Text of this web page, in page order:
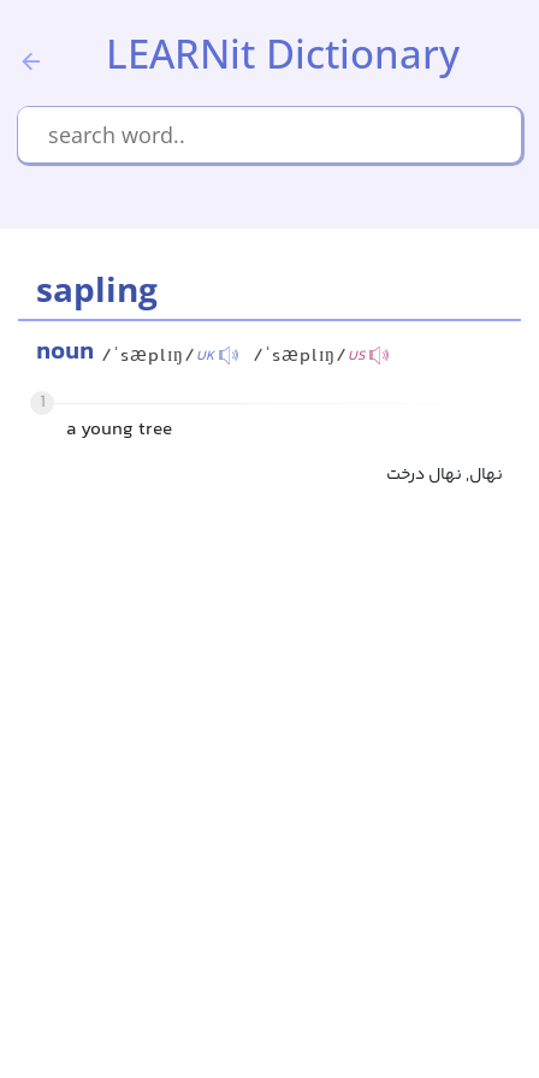
LEARNit Dictionary
sapling
noun /ˈsæplɪŋ/UK /ˈsæplɪŋ/US
1
a young tree
نهال, نهال درخت